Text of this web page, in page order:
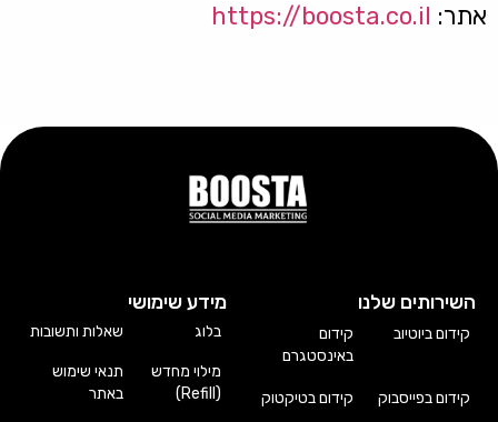
אתר: https://boosta.co.il
השירותים שלנו
קידום ביוטיוב
קידום
באינסטגרם
קידום בפייסבוק קידום בטיקטוק
מידע שימושי
בלוג
מילוי מחדש
(Refill)
שאלות ותשובות
תנאי שימוש
באתר